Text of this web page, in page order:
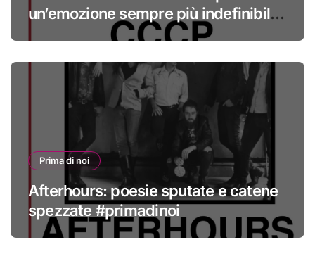
un’emozione sempre più indefinibile
#primadinoi
Prima di noi
Afterhours: poesie sputate e catene
spezzate #primadinoi